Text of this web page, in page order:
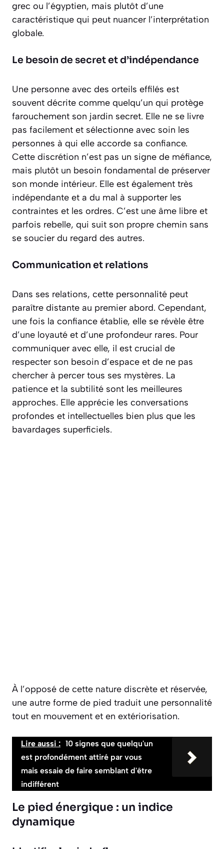
grec ou l’égyptien, mais plutôt d’une
caractéristique qui peut nuancer l’interprétation
globale.
Le besoin de secret et d’indépendance
Une personne avec des orteils effilés est
souvent décrite comme quelqu’un qui protège
farouchement son jardin secret. Elle ne se livre
pas facilement et sélectionne avec soin les
personnes à qui elle accorde sa confiance.
Cette discrétion n’est pas un signe de méfiance,
mais plutôt un besoin fondamental de préserver
son monde intérieur. Elle est également très
indépendante et a du mal à supporter les
contraintes et les ordres. C’est une âme libre et
parfois rebelle, qui suit son propre chemin sans
se soucier du regard des autres.
Communication et relations
Dans ses relations, cette personnalité peut
paraître distante au premier abord. Cependant,
une fois la confiance établie, elle se révèle être
d’une loyauté et d’une profondeur rares. Pour
communiquer avec elle, il est crucial de
respecter son besoin d’espace et de ne pas
chercher à percer tous ses mystères. La
patience et la subtilité sont les meilleures
approches. Elle apprécie les conversations
profondes et intellectuelles bien plus que les
bavardages superficiels.
À l’opposé de cette nature discrète et réservée,
une autre forme de pied traduit une personnalité
tout en mouvement et en extériorisation.
Lire aussi : 10 signes que quelqu'un
est profondément attiré par vous
mais essaie de faire semblant d'être
indifférent
Le pied énergique : un indice
dynamique